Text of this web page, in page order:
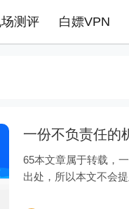
测评 白嫖VPN
一份不负责任的
65本文章属于转载，
出处，所以本文不会